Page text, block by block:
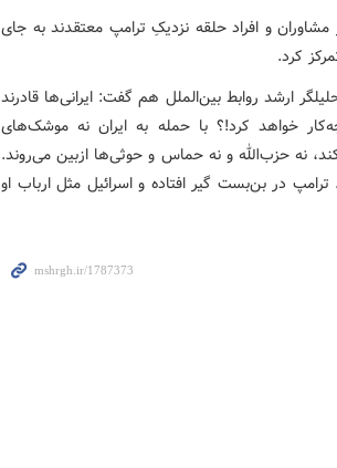
و افراد حلقه نزدیکِ ترامپ معتقدند به جای
کرد.
ارشد روابط بین‌الملل هم گفت: ایرانی‌ها قادرند
خواهد کرد!؟ با حمله به ایران نه موشک‌های
نه حزب‌الله و نه حماس و حوثی‌ها ازبین می‌روند.
در بن‌بست گیر افتاده و اسرائیل مثل ارباب او